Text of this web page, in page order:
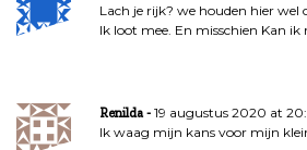
Lach je rijk? we houden hier wel
Ik loot mee. En misschien Kan ik
Renilda
19 augustus 2020 at
Ik waag mijn kans voor mijn